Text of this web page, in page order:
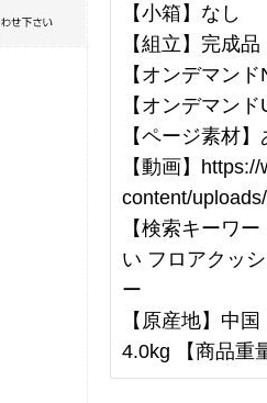
【小箱】なし
【組立】完成品
【オンデマン
【オンデマン
【ページ素材
【動画】
content/
【検索キーワ
い フロアクッ
ー
【原産地】中
4.0kg 【商品重